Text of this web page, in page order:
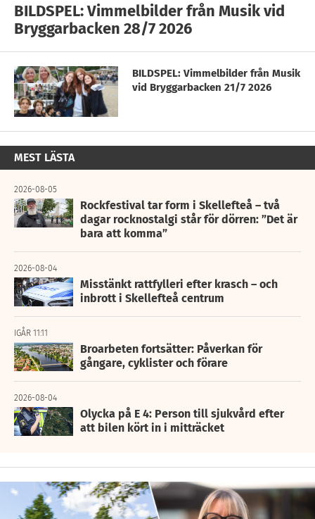
BILDSPEL: Vimmelbilder från Musik vid
Bryggarbacken 28/7 2026
BILDSPEL: Vimmelbilder från Musik
vid Bryggarbacken 21/7 2026
MEST LÄSTA
2026-08-05
Rockfestival tar form i Skellefteå – två
dagar rocknostalgi står för dörren: ”Det är
bara att komma”
2026-08-04
Misstänkt rattfylleri efter krasch – och
inbrott i Skellefteå centrum
IGÅR 11:11
Broarbeten fortsätter: Påverkan för
gångare, cyklister och förare
2026-08-04
Olycka på E 4: Person till sjukvård efter
att bilen kört in i mitträcket